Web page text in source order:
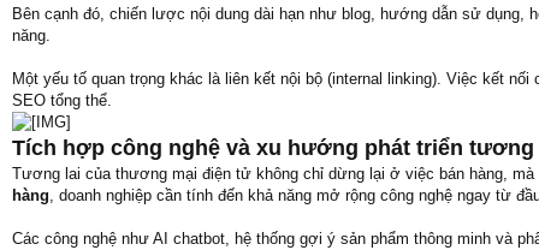
Bên cạnh đó, chiến lược nội dung dài hạn như blog, hướng dẫn sử dụng,
năng.
Một yếu tố quan trọng khác là liên kết nội bộ (internal linking). Việc kết
SEO tổng thể.
Tích hợp công nghệ và xu hướng phát triển tương
Tương lai của thương mại điện tử không chỉ dừng lại ở việc bán hàng,
hàng, doanh nghiệp cần tính đến khả năng mở rộng công nghệ ngay từ
Các công nghệ như AI chatbot, hệ thống gợi ý sản phẩm thông minh và